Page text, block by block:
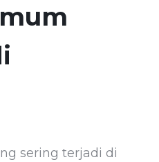
sering terjadi di